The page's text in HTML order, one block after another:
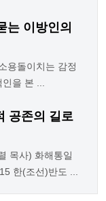
는 이방인의
용돌이치는 감정
을 본 ...
공존의 길로
목사) 화해통일
한(조선)반도 ...